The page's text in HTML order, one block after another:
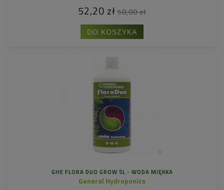
52,20 zł 58,00 zł
DO KOSZYKA
GHE FLORA DUO GROW 5L - WODA MIĘKKA
General Hydroponics